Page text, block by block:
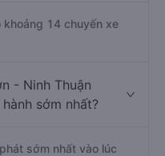
khoảng 14 chuyến xe
- Ninh Thuận
sớm nhất?
sớm nhất vào lúc